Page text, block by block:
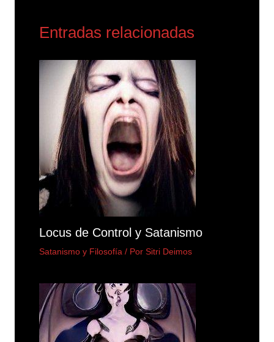
Entradas relacionadas
Locus de Control y Satanismo
Satanismo y Filosofía / PorSitri Deimos